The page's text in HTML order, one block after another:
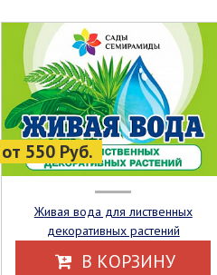
от 550 Руб.
Живая вода для лиственных
декоративных растений
В КОРЗИНУ